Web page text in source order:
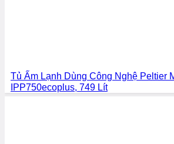
Tủ Ấm Lạnh Dùng Công Nghệ Peltier
IPP750ecoplus, 749 Lít